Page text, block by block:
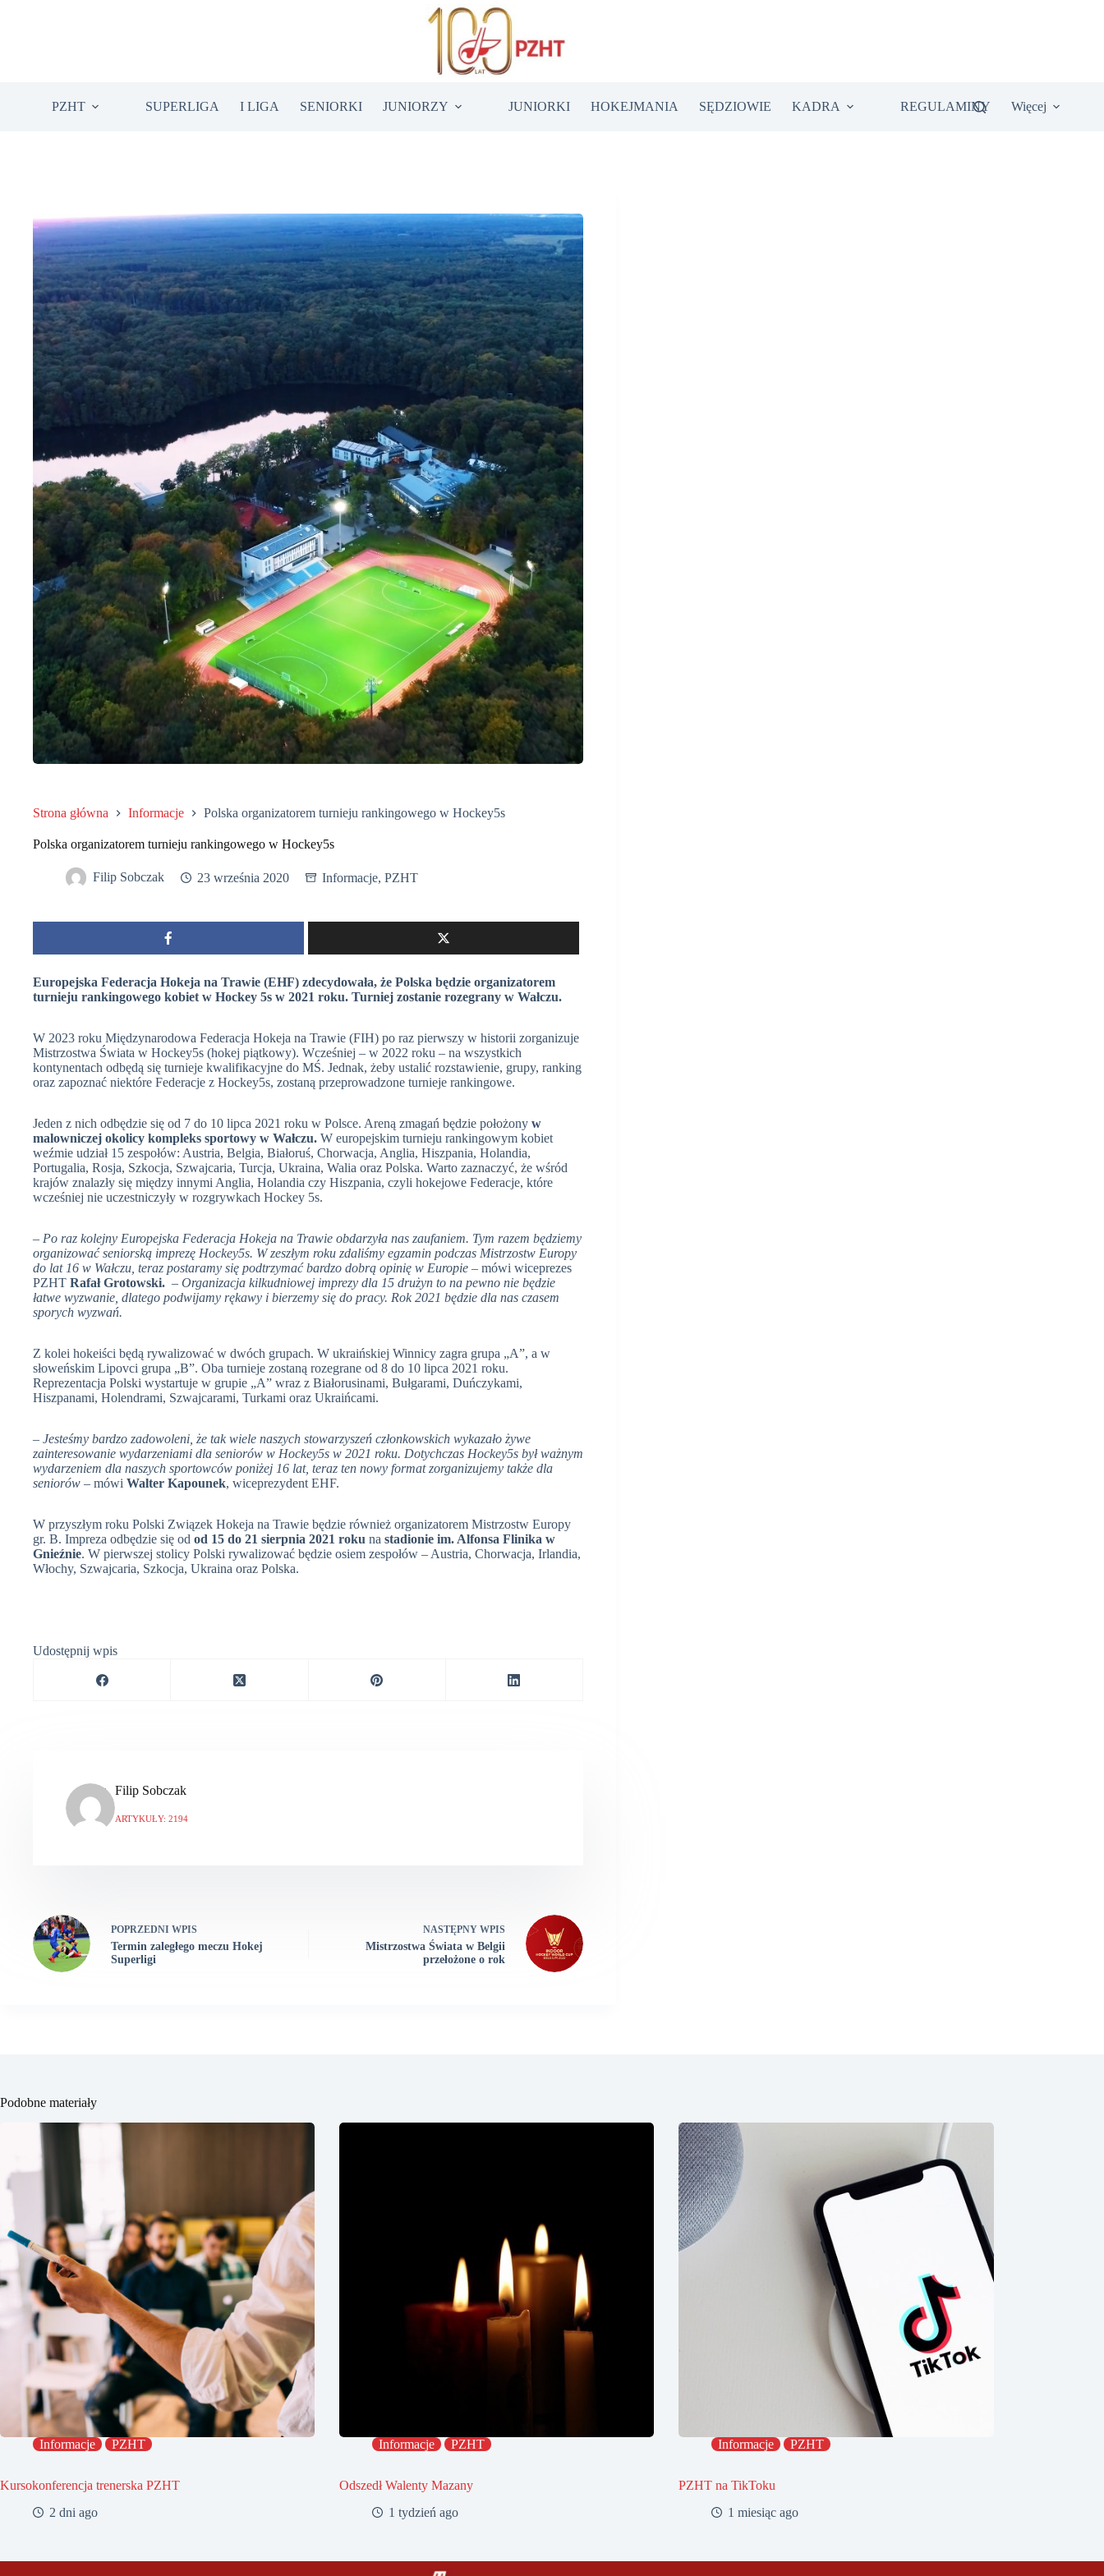
PZHT SUPERLIGA I LIGA SENIORKI JUNIORZY JUNIORKI HOKEJMANIA SĘDZIOWIE KADRA REGULAMINY Więcej
Strona główna Informacje Polska organizatorem turnieju rankingowego w Hockey5s
Polska organizatorem turnieju rankingowego w Hockey5s
Filip Sobczak 23 września 2020 Informacje, PZHT
Europejska Federacja Hokeja na Trawie (EHF) zdecydowała, że Polska będzie organizatorem
turnieju rankingowego kobiet w Hockey 5s w 2021 roku. Turniej zostanie rozegrany w Wałczu.
W 2023 roku Międzynarodowa Federacja Hokeja na Trawie (FIH) po raz pierwszy w historii zorganizuje
Mistrzostwa Świata w Hockey5s (hokej piątkowy). Wcześniej – w 2022 roku – na wszystkich
kontynentach odbędą się turnieje kwalifikacyjne do MŚ. Jednak, żeby ustalić rozstawienie, grupy, ranking
oraz zapoznać niektóre Federacje z Hockey5s, zostaną przeprowadzone turnieje rankingowe.
Jeden z nich odbędzie się od 7 do 10 lipca 2021 roku w Polsce. Areną zmagań będzie położony w
malowniczej okolicy kompleks sportowy w Wałczu. W europejskim turnieju rankingowym kobiet
weźmie udział 15 zespołów: Austria, Belgia, Białoruś, Chorwacja, Anglia, Hiszpania, Holandia,
Portugalia, Rosja, Szkocja, Szwajcaria, Turcja, Ukraina, Walia oraz Polska. Warto zaznaczyć, że wśród
krajów znalazły się między innymi Anglia, Holandia czy Hiszpania, czyli hokejowe Federacje, które
wcześniej nie uczestniczyły w rozgrywkach Hockey 5s.
– Po raz kolejny Europejska Federacja Hokeja na Trawie obdarzyła nas zaufaniem. Tym razem będziemy
organizować seniorską imprezę Hockey5s. W zeszłym roku zdaliśmy egzamin podczas Mistrzostw Europy
do lat 16 w Wałczu, teraz postaramy się podtrzymać bardzo dobrą opinię w Europie – mówi wiceprezes
PZHT Rafał Grotowski. – Organizacja kilkudniowej imprezy dla 15 drużyn to na pewno nie będzie
łatwe wyzwanie, dlatego podwijamy rękawy i bierzemy się do pracy. Rok 2021 będzie dla nas czasem
sporych wyzwań.
Z kolei hokeiści będą rywalizować w dwóch grupach. W ukraińskiej Winnicy zagra grupa „A”, a w
słoweńskim Lipovci grupa „B”. Oba turnieje zostaną rozegrane od 8 do 10 lipca 2021 roku.
Reprezentacja Polski wystartuje w grupie „A” wraz z Białorusinami, Bułgarami, Duńczykami,
Hiszpanami, Holendrami, Szwajcarami, Turkami oraz Ukraińcami.
– Jesteśmy bardzo zadowoleni, że tak wiele naszych stowarzyszeń członkowskich wykazało żywe
zainteresowanie wydarzeniami dla seniorów w Hockey5s w 2021 roku. Dotychczas Hockey5s był ważnym
wydarzeniem dla naszych sportowców poniżej 16 lat, teraz ten nowy format zorganizujemy także dla
seniorów – mówi Walter Kapounek, wiceprezydent EHF.
W przyszłym roku Polski Związek Hokeja na Trawie będzie również organizatorem Mistrzostw Europy
gr. B. Impreza odbędzie się od od 15 do 21 sierpnia 2021 roku na stadionie im. Alfonsa Flinika w
Gnieźnie. W pierwszej stolicy Polski rywalizować będzie osiem zespołów – Austria, Chorwacja, Irlandia,
Włochy, Szwajcaria, Szkocja, Ukraina oraz Polska.
Udostępnij wpis
Filip Sobczak
ARTYKUŁY: 2194
POPRZEDNI WPIS
Termin zaległego meczu Hokej
Superligi
NASTĘPNY WPIS
Mistrzostwa Świata w Belgii
przełożone o rok
Podobne materiały
Informacje PZHT
Kursokonferencja trenerska PZHT
2 dni ago
Informacje PZHT
Odszedł Walenty Mazany
1 tydzień ago
Informacje PZHT
PZHT na TikToku
1 miesiąc ago